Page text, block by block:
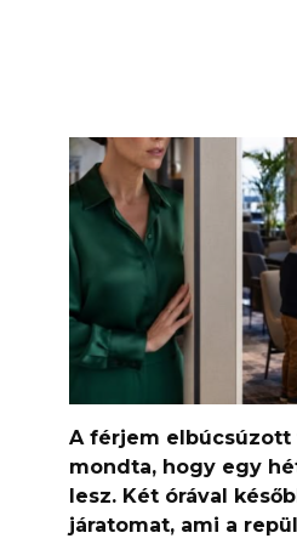
A férjem elbúcsúzott
mondta, hogy egy
lesz. Két órával
járatomat, ami a